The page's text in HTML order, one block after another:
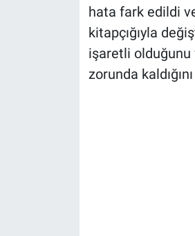
hata fark edildi
kitapçığıyla
işaretli olduğunu
zorunda